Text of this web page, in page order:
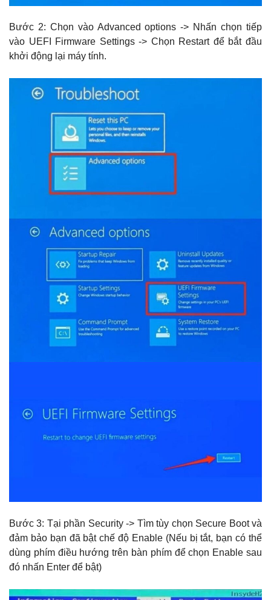
Bước 2: Chọn vào Advanced options -> Nhấn chọn tiếp
vào UEFI Firmware Settings -> Chọn Restart để bắt đầu
khởi động lại máy tính.
Bước 3: Tại phần Security -> Tìm tùy chọn Secure Boot và
đảm bảo bạn đã bật chế độ Enable (Nếu bị tắt, bạn có thể
dùng phím điều hướng trên bàn phím để chọn Enable sau
đó nhấn Enter để bật)